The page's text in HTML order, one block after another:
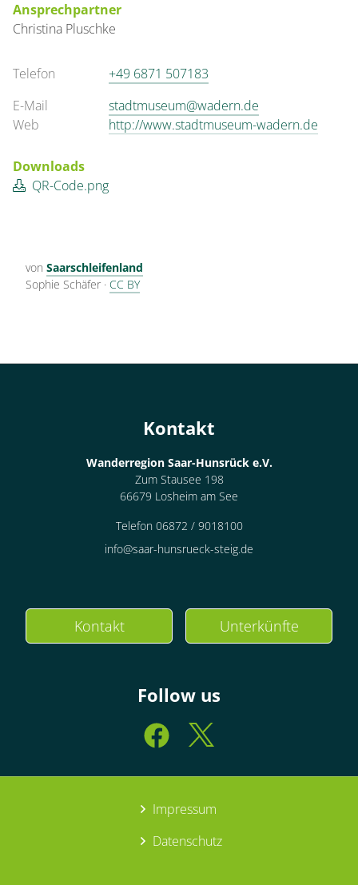
Ansprechpartner
Christina Pluschke
Telefon
+49 6871 507183
E-Mail
stadtmuseum@wadern.de
Web
http://www.stadtmuseum-wadern.de
Downloads
QR-Code.png
von Saarschleifenland
Sophie Schäfer · CC BY
Kontakt
Wanderregion Saar-Hunsrück e.V.
Zum Stausee 198
66679 Losheim am See
Telefon 06872 / 9018100
info@saar-hunsrueck-steig.de
Kontakt Unterkünfte
Follow us
Impressum
Datenschutz